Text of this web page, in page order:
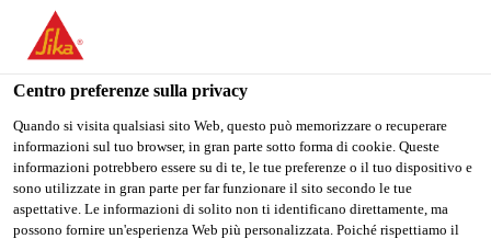
Stai visitando il sito web della "Sika Schweiz AG", sembra che si
stia accedendo da "Stati Uniti". Esiste un sito web separato per il
vostro paese.
PASSARE A
SIKA USA
RIMANERE SIKA
SCHWEIZ AG
SELEZIONARE
IL PAESE
Sika Schweiz AG
Centro preferenze sulla privacy
Quando si visita qualsiasi sito Web, questo può memorizzare o recuperare
informazioni sul tuo browser, in gran parte sotto forma di cookie. Queste
informazioni potrebbero essere su di te, le tue preferenze o il tuo dispositivo e
sono utilizzate in gran parte per far funzionare il sito secondo le tue
aspettative. Le informazioni di solito non ti identificano direttamente, ma
possono fornire un'esperienza Web più personalizzata. Poiché rispettiamo il